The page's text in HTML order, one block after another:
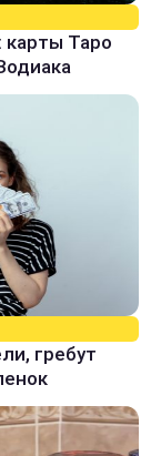
карты Таро
гребут